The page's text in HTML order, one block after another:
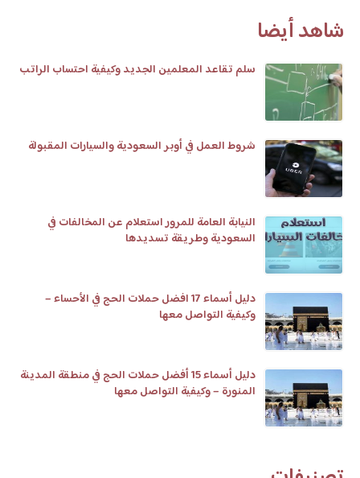
شاهد أيضا
سلم تقاعد المعلمين الجديد وكيفية احتساب الراتب
شروط العمل في أوبر السعودية والسيارات المقبولة
النيابة العامة للمرور استعلام عن المخالفات في
السعودية وطريقة تسديدها
دليل أسماء 17 افضل حملات الحج في الأحساء –
وكيفية التواصل معها
دليل أسماء 15 أفضل حملات الحج في منطقة المدينة
المنورة – وكيفية التواصل معها